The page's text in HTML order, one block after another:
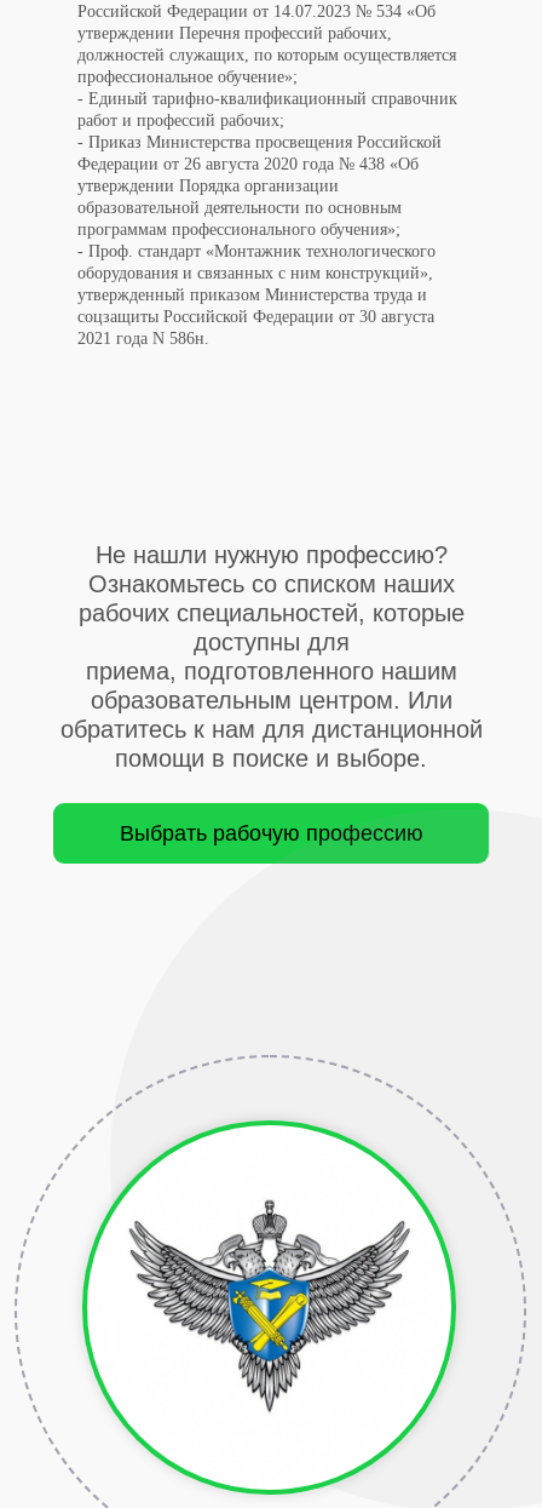
Российской Федерации от 14.07.2023 № 534 «Об
утверждении Перечня профессий рабочих,
должностей служащих, по которым осуществляется
профессиональное обучение»;
- Единый тарифно-квалификационный справочник
работ и профессий рабочих;
- Приказ Министерства просвещения Российской
Федерации от 26 августа 2020 года № 438 «Об
утверждении Порядка организации
образовательной деятельности по основным
программам профессионального обучения»;
- Проф. стандарт «Монтажник технологического
оборудования и связанных с ним конструкций»,
утвержденный приказом Министерства труда и
соцзащиты Российской Федерации от 30 августа
2021 года N 586н.
Не нашли нужную профессию?
Ознакомьтесь со списком наших
рабочих специальностей, которые
доступны для
приема, подготовленного нашим
образовательным центром. Или
обратитесь к нам для дистанционной
помощи в поиске и выборе.
Выбрать рабочую профессию